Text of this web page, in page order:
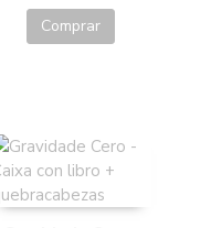
Comprar